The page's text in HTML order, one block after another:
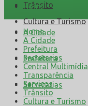
Trânsito
Cultura e Turismo
Home
A Cidade
Prefeitura
Secretarias
Home
A Cidade
Prefeitura
Secretarias
Central Multimídia
Transparência
Serviços
Trânsito
Cultura e Turismo